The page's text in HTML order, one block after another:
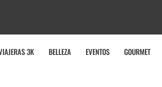
3K BELLEZA EVENTOS GOURMET